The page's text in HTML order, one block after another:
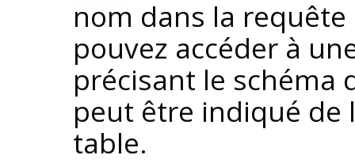
nom dans la
pouvez accéder à
précisant le schéma
peut être indiqué de
table.